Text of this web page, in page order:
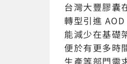
台灣大豐膠囊
轉型引進
能減少在基礎
便於有更多時
生產等部門需